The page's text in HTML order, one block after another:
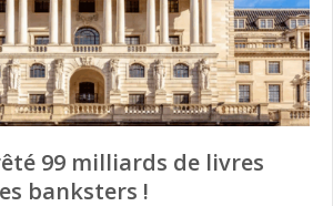
99 milliards de livres
banksters !